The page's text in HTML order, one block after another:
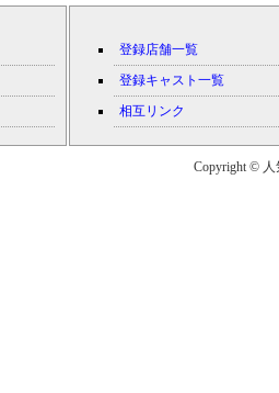
登録店舗一覧
登録キャスト一覧
相互リンク
Copyright © 人